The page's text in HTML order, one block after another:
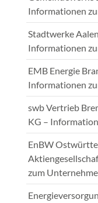
Informationen
Stadtwerke
Informationen
EMB Energie
Informationen
swb Vertrieb
KG –
EnBW
zum